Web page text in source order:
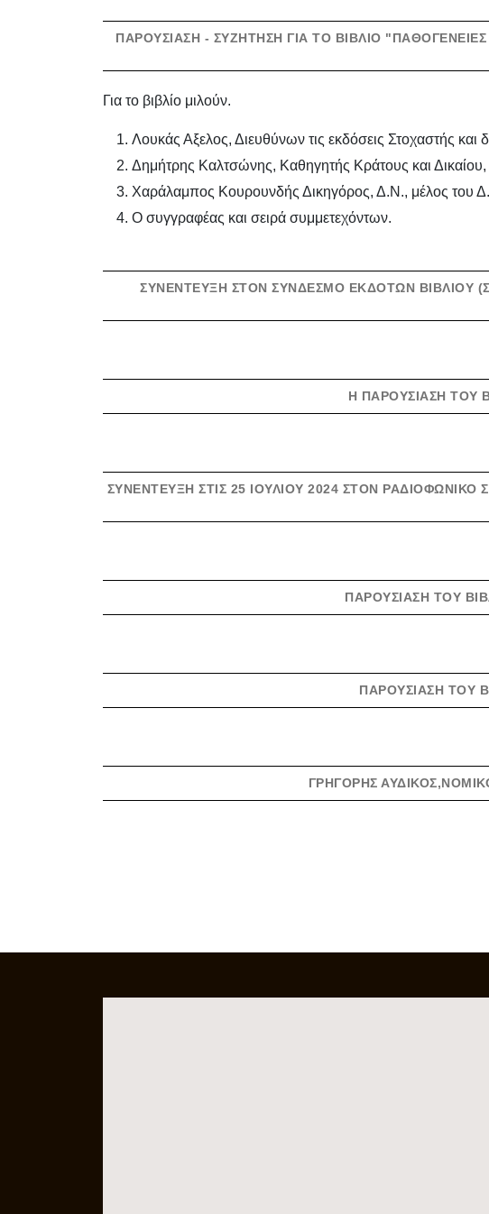
ΠΑΡΟΥΣΊΑΣΗ - ΣΥΖΉΤΗΣΗ ΓΙΑ ΤΟ ΒΙΒΛΊΟ
Για το βιβλίο μιλούν.
Λουκάς Αξελος, Διευθύνων τις εκδόσεις Στοχαστής
Δημήτρης Καλτσώνης, Καθηγητής Κράτους και Δικαίου,
Χαράλαμπος Κουρουνδής Δικηγόρος, Δ.Ν., μέλος του
Ο συγγραφέας και σειρά συμμετεχόντων.
ΣΥΝΈΝΤΕΥΞΗ ΣΤΟΝ ΣΎΝΔΕΣΜΟ ΕΚΔΟΤΏΝ ΒΙΒΛΊΟΥ
Η ΠΑΡΟΥΣΊΑΣΗ ΤΟΥ
ΣΥΝΈΝΤΕΥΞΗ ΣΤΙΣ 25 ΙΟΥΛΊΟΥ 2024 ΣΤΟΝ
ΠΑΡΟΥΣΊΑΣΗ ΤΟΥ
ΠΑΡΟΥΣΊΑΣΗ ΤΟΥ
ΓΡΗΓΌΡΗΣ